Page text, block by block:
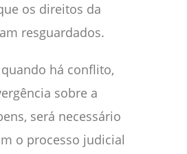
os direitos da
resguardados.
há conflito,
sobre a
será necessário
o processo judicial